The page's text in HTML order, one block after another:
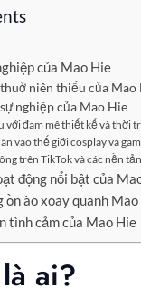
của Mao Hie
niên thiếu của Mao
nghiệp của Mao Hie
với đam mê thiết kế và thời
vào thế giới cosplay và
trên TikTok và các nền
động nổi bật của
ồn ào xoay quanh
tình cảm của Mao Hie
ai?